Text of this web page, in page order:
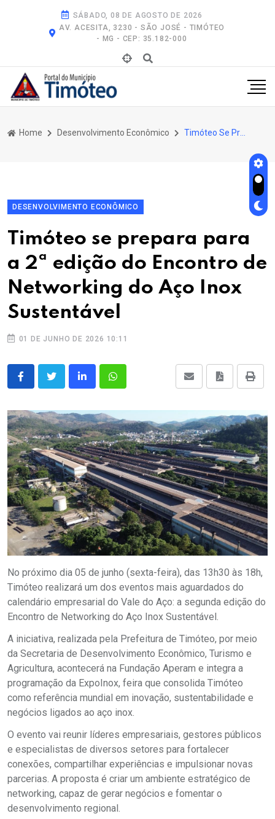
SÁBADO, 08 DE AGOSTO DE 2026
AV. ACESITA, 3230 - SÃO JOSÉ - TIMÓTEO
- MG - CEP: 35.182-000
Home Desenvolvimento Econômico
DESENVOLVIMENTO ECONÔMICO
Timóteo se prepara para
a 2ª edição do Encontro de
Networking do Aço Inox
Sustentável
01 DE JUNHO DE 2026 10:11
No próximo dia 05 de junho (sexta-feira), das 13h30 às 18h,
Timóteo realizará um dos eventos mais aguardados do
calendário empresarial do Vale do Aço: a segunda edição do
Encontro de Networking do Aço Inox Sustentável.
A iniciativa, realizada pela Prefeitura de Timóteo, por meio
da Secretaria de Desenvolvimento Econômico, Turismo e
Agricultura, acontecerá na Fundação Aperam e integra a
programação da ExpoInox, feira que consolida Timóteo
como referência mundial em inovação, sustentabilidade e
negócios ligados ao aço inox.
O evento vai reunir líderes empresariais, gestores públicos
e especialistas de diversos setores para fortalecer
conexões, compartilhar experiências e impulsionar novas
parcerias. A proposta é criar um ambiente estratégico de
networking, capaz de gerar negócios e fomentar o
desenvolvimento regional.